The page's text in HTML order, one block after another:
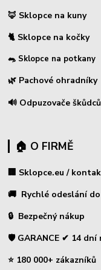
🦊 Sklopce na kuny
🐈 Sklopce na kočky
🐀 Sklopce na potkany
🌿 Pachové ohradníky
🔊 Odpuzovače škůdců
🏠 O FIRMĚ
🏢 Sklopce.eu /
🚚 Rychlé odeslání
🔒 Bezpečný nákup
🛡️ GARANCE ✔ 14 dní
⭐ 180 000+ zákazníků